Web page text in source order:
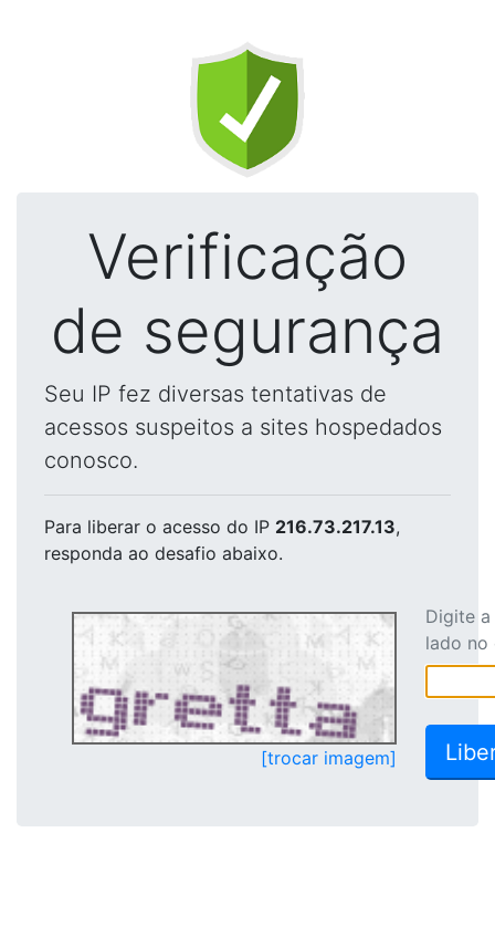
Verificação
de segurança
Seu IP fez diversas tentativas de
acessos suspeitos a sites hospedados
conosco.
Para liberar o acesso do IP 216.73.217.13,
responda ao desafio abaixo.
[trocar imagem]
Digite
lado no